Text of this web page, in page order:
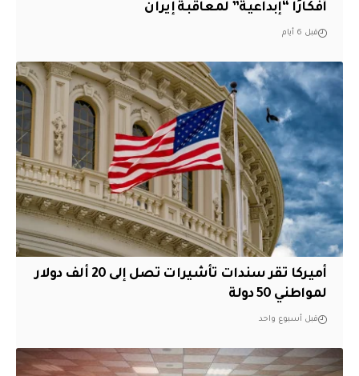
أفكارًا “إبداعية” لمعاقبة إيران
قبل 6 أيام
أميركا تقر سندات تأشيرات تصل إلى 20 ألف دولار
لمواطني 50 دولة
قبل أسبوع واحد